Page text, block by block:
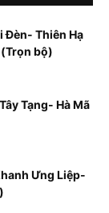
Đèn- Thiên Hạ
bộ)
Tạng- Hà Mã
Ưng Liệp-